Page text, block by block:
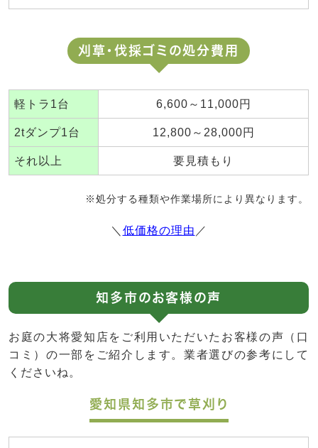
刈草・伐採ゴミの処分費用
軽トラ1台 6,600～11,000円
2tダンプ1台 12,800～28,000円
それ以上 要見積もり
※処分する種類や作業場所により異なります。
＼ 低価格の理由 ／
知多市のお客様の声
お庭の大将愛知店をご利用いただいたお客様の声（口
コミ）の一部をご紹介します。業者選びの参考にして
くださいね。
愛知県知多市で草刈り